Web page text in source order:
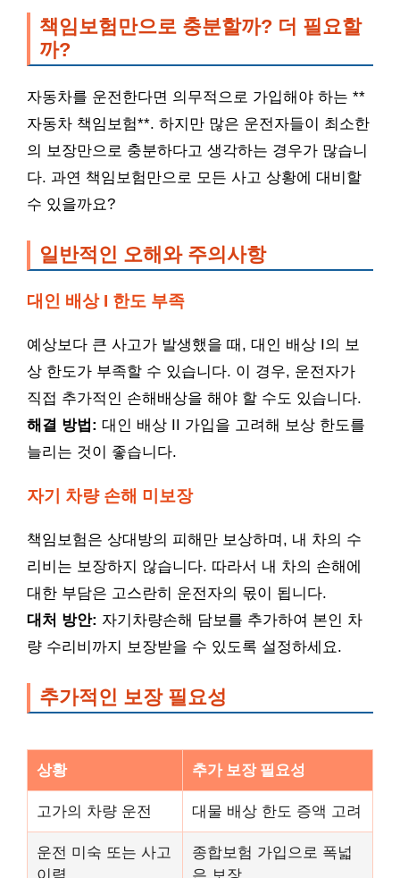
책임보험만으로 충분할까? 더 필요할
까?
자동차를 운전한다면 의무적으로 가입해야 하는 **
자동차 책임보험**. 하지만 많은 운전자들이 최소한
의 보장만으로 충분하다고 생각하는 경우가 많습니
다. 과연 책임보험만으로 모든 사고 상황에 대비할
수 있을까요?
일반적인 오해와 주의사항
대인 배상 I 한도 부족
예상보다 큰 사고가 발생했을 때, 대인 배상 I의 보
상 한도가 부족할 수 있습니다. 이 경우, 운전자가
직접 추가적인 손해배상을 해야 할 수도 있습니다.
해결 방법: 대인 배상 II 가입을 고려해 보상 한도를
늘리는 것이 좋습니다.
자기 차량 손해 미보장
책임보험은 상대방의 피해만 보상하며, 내 차의 수
리비는 보장하지 않습니다. 따라서 내 차의 손해에
대한 부담은 고스란히 운전자의 몫이 됩니다.
대처 방안: 자기차량손해 담보를 추가하여 본인 차
량 수리비까지 보장받을 수 있도록 설정하세요.
추가적인 보장 필요성
상황 추가 보장 필요성
고가의 차량 운전 대물 배상 한도 증액 고려
운전 미숙 또는 사고
이력
종합보험 가입으로 폭넓
은 보장